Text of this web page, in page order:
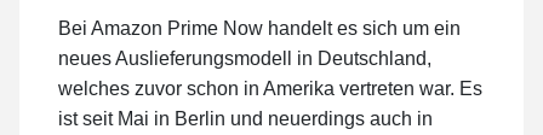
Bei Amazon Prime Now handelt es sich um ein
neues Auslieferungsmodell in Deutschland,
welches zuvor schon in Amerika vertreten war. Es
ist seit Mai in Berlin und neuerdings auch in